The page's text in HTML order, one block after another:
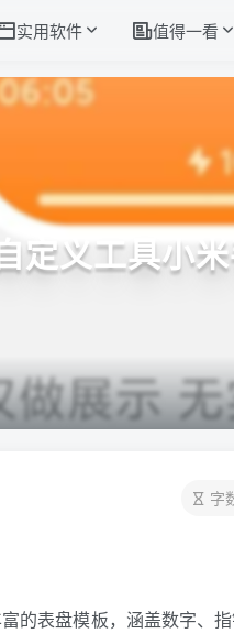
实用软件 值得一看
定义工具小
字
的表盘模板，涵盖数字、